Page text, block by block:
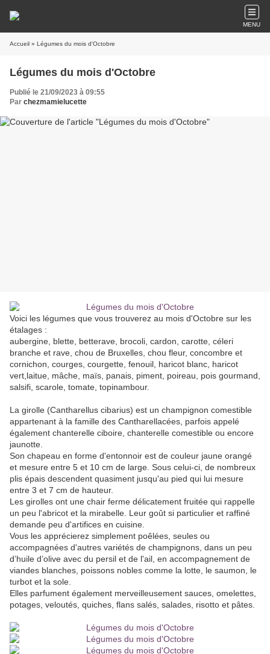
MENU
Accueil » Légumes du mois d'Octobre
Légumes du mois d'Octobre
Publié le 21/09/2023 à 09:55
Par chezmamielucette
Voici les légumes que vous trouverez au mois d'Octobre sur les
étalages :
aubergine, blette, betterave, brocoli, cardon, carotte, céleri
branche et rave, chou de Bruxelles, chou fleur, concombre et
cornichon, courges, courgette, fenouil, haricot blanc, haricot
vert,laitue, mâche, maïs, panais, piment, poireau, pois gourmand,
salsifi, scarole, tomate, topinambour.
La girolle (Cantharellus cibarius) est un champignon comestible
appartenant à la famille des Cantharellacées, parfois appelé
également chanterelle ciboire, chanterelle comestible ou encore
jaunotte.
Son chapeau en forme d'entonnoir est de couleur jaune orangé
et mesure entre 5 et 10 cm de large. Sous celui-ci, de nombreux
plis épais descendent quasiment jusqu'au pied qui lui mesure
entre 3 et 7 cm de hauteur.
Les girolles ont une chair ferme délicatement fruitée qui rappelle
un peu l'abricot et la mirabelle. Leur goût si particulier et raffiné
demande peu d'artifices en cuisine.
Vous les apprécierez simplement poêlées, seules ou
accompagnées d'autres variétés de champignons, dans un peu
d’huile d’olive avec du persil et de l'ail, en accompagnement de
viandes blanches, poissons nobles comme la lotte, le saumon, le
turbot et la sole.
Elles parfument également merveilleusement sauces, omelettes,
potages, veloutés, quiches, flans salés, salades, risotto et pâtes.